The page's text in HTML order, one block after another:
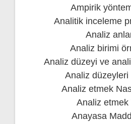
Ampirik
Analitik inceleme
Analiz
Analiz birimi
Analiz düzeyi ve
Analiz düzeyleri
Analiz etmek
Analiz etmek
Anayasa